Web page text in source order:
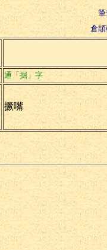
倉
通「掘」字
撅嘴